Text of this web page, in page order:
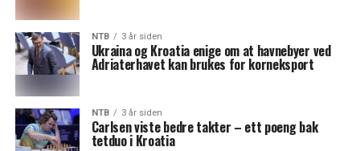
NTB 3 år siden
Ukraina og Kroatia enige om at havnebyer ved
Adriaterhavet kan brukes for korneksport
NTB 3 år siden
Carlsen viste bedre takter – ett poeng bak
tetduo i Kroatia